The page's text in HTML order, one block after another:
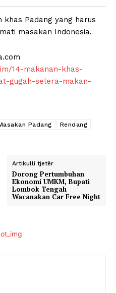
khas Padang yang harus
masakan Indonesia.
14-makanan-khas-
gugah-selera-makan-
Padang
Rendang
Artikulli tjetër
Dorong Pertumbuhan
Ekonomi UMKM, Bupati
Lombok Tengah
Wacanakan Car Free Night